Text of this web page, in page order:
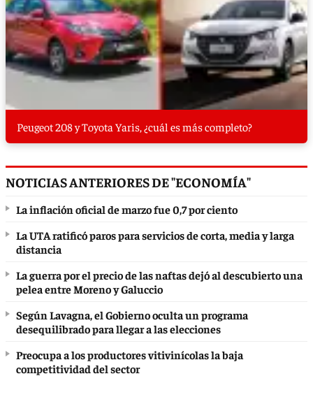
Peugeot 208 y Toyota Yaris, ¿cuál es más completo?
NOTICIAS ANTERIORES DE "ECONOMÍA"
La inflación oficial de marzo fue 0,7 por ciento
La UTA ratificó paros para servicios de corta, media y larga
distancia
La guerra por el precio de las naftas dejó al descubierto una
pelea entre Moreno y Galuccio
Según Lavagna, el Gobierno oculta un programa
desequilibrado para llegar a las elecciones
Preocupa a los productores vitivinícolas la baja
competitividad del sector